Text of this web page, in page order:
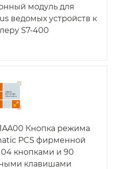
модуль для
ведомых устройств к
S7-400
Кнопка режима
PCS фирменной
кнопками и 90
клавишами